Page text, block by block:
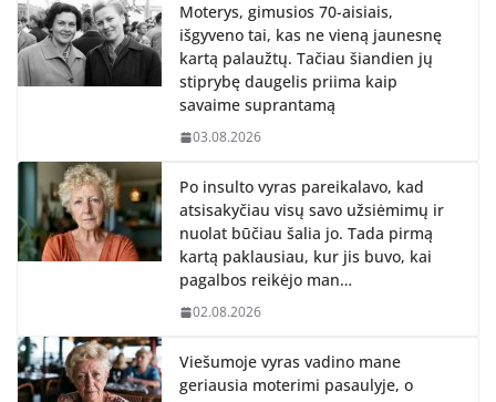
Moterys, gimusios 70-aisiais,
išgyveno tai, kas ne vieną jaunesnę
kartą palaužtų. Tačiau šiandien jų
stiprybę daugelis priima kaip
savaime suprantamą
03.08.2026
Po insulto vyras pareikalavo, kad
atsisakyčiau visų savo užsiėmimų ir
nuolat būčiau šalia jo. Tada pirmą
kartą paklausiau, kur jis buvo, kai
pagalbos reikėjo man…
02.08.2026
Viešumoje vyras vadino mane
geriausia moterimi pasaulyje, o